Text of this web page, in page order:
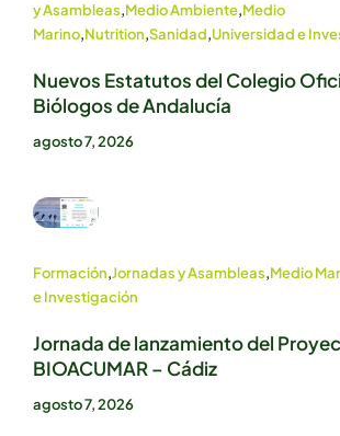
y Asambleas,Medio Ambiente,Medio
Marino,Nutrition,Sanidad,Universidad e
Nuevos Estatutos del Colegio
Biólogos de Andalucía
agosto 7, 2026
Formación,Jornadas y Asambleas,Medio
e Investigación
Jornada de lanzamiento del
BIOACUMAR – Cádiz
agosto 7, 2026